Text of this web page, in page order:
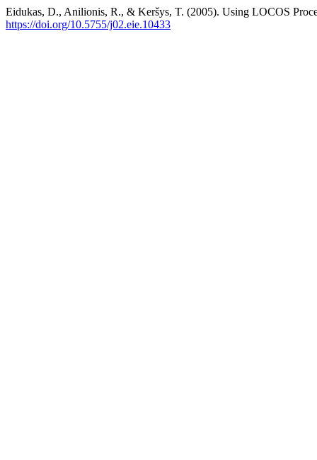
Eidukas, D., Anilionis, R., & Keršys, T. (2005). Using LOCOS
https://doi.org/10.5755/j02.eie.10433